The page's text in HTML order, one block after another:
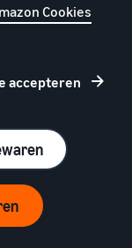
van
Cookies
accepteren